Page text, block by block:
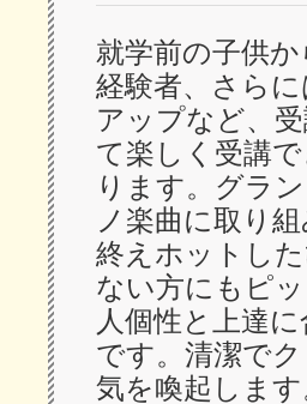
就学前の子供
経験者、さら
アップなど、
て楽しく受講
ります。グラ
ノ楽曲に取り
終えホットし
ない方にもピ
人個性と上達
です。清潔で
気を喚起します